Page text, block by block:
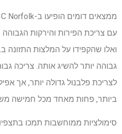
עם צריכת הפירות והירקות הגבוהה
ואלו שהקפידו על המלצות התזונה
גבוהה יותר להשיג אותה. צריכה
לצריכת פלבנול גדולה יותר, אך
ביותר, פחות מאחד מכל חמישה
סימולציות ממוחשבות תמכו